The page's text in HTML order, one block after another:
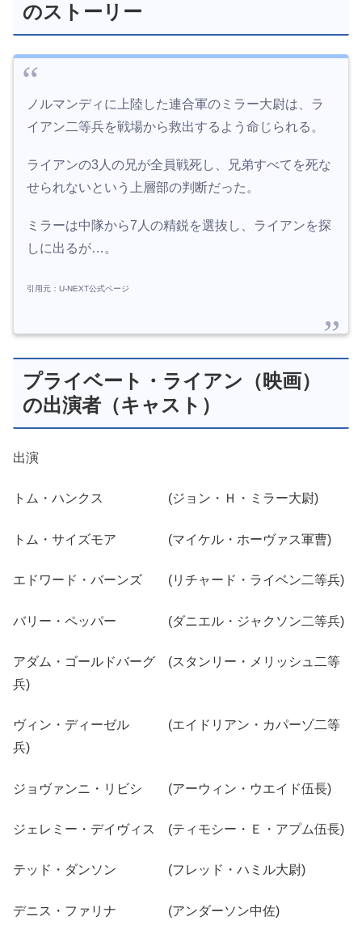
のストーリー
ノルマンディに上陸した連合軍のミラー大尉は、ラ
イアン二等兵を戦場から救出するよう命じられる。
ライアンの3人の兄が全員戦死し、兄弟すべてを死な
せられないという上層部の判断だった。
ミラーは中隊から7人の精鋭を選抜し、ライアンを探
しに出るが…。
引用元：U-NEXT公式ページ
プライベート・ライアン（映画）
の出演者（キャスト）
出演
トム・ハンクス (ジョン・Ｈ・ミラー大尉)
トム・サイズモア (マイケル・ホーヴァス軍曹)
エドワード・バーンズ (リチャード・ライベン二等兵)
バリー・ペッパー (ダニエル・ジャクソン二等兵)
アダム・ゴールドバーグ (スタンリー・メリッシュ二等
兵)
ヴィン・ディーゼル (エイドリアン・カパーゾ二等
兵)
ジョヴァンニ・リビシ (アーウィン・ウエイド伍長)
ジェレミー・デイヴィス (ティモシー・Ｅ・アプム伍長)
テッド・ダンソン (フレッド・ハミル大尉)
デニス・ファリナ (アンダーソン中佐)